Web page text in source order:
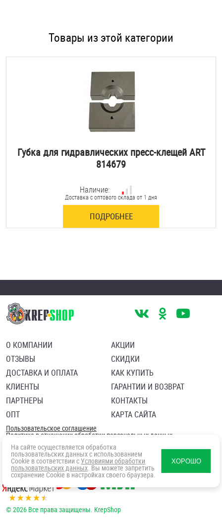
Товары из этой категории
Губка для гидравлических пресс-клещей ART
814679
Наличие:
Доставка с оптового склада от 1 дня
ПОДРОБНЕЕ
О КОМПАНИИ
ОТЗЫВЫ
ДОСТАВКА И ОПЛАТА
КЛИЕНТЫ
ПАРТНЕРЫ
ОПТ
АКЦИИ
СКИДКИ
КАК КУПИТЬ
ГАРАНТИИ И ВОЗВРАТ
КОНТАКТЫ
КАРТА САЙТА
Пользовательское соглашение
Политика в отношении обработки персональных данных
Согласие посетителя сайта на обработку персональных данны
© 2026 Все права защищены. KrepShop
На сайте осуществляется обработка
пользовательских данных с использованием
Cookie в соответствии с Условиями обработки
пользовательских данных. Вы можете запретить
сохранение Cookie в настройках своего браузера.
ХОРОШО